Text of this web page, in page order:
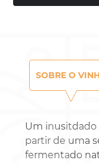
SOBRE O
Um inusitdado
partir de uma
fermentado